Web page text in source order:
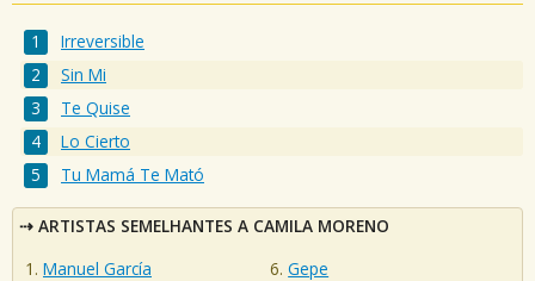
Irreversible
Sin Mi
Te Quise
Lo Cierto
Tu Mamá Te Mató
ARTISTAS SEMELHANTES A CAMILA MORENO
Manuel García
Gepe